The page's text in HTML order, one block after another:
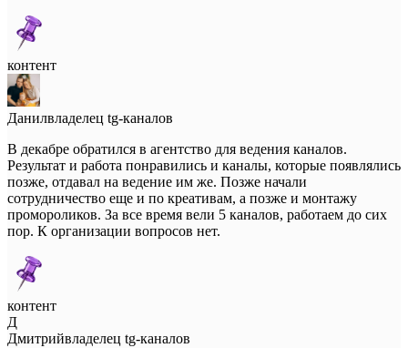
контент
Данилвладелец tg-каналов
В декабре обратился в агентство для ведения каналов.
Результат и работа понравились и каналы, которые появлялись
позже, отдавал на ведение им же. Позже начали
сотрудничество еще и по креативам, а позже и монтажу
промороликов. За все время вели 5 каналов, работаем до сих
пор. К организации вопросов нет.
контент
Д
Дмитрийвладелец tg-каналов